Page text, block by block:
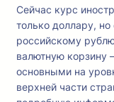
Сейчас курс
только доллару,
российскому
валютную корзину
основными на
верхней части